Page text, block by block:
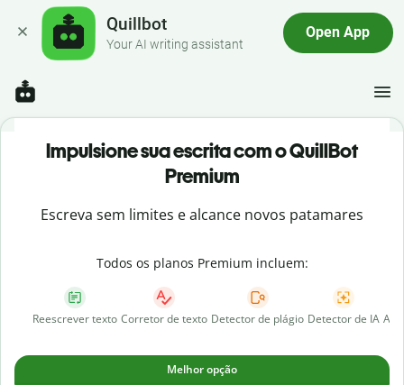
Quillbot
Your AI writing assistant
Open App
Impulsione sua escrita com o QuillBot
Premium
Escreva sem limites e alcance novos patamares
Todos os planos Premium incluem:
Reescrever texto Corretor de texto Detector de plágio Detector de IA AI
Melhor opção